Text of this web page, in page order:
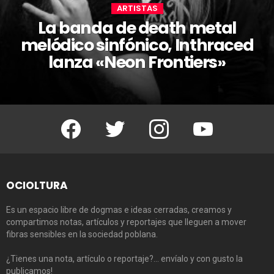
ARTISTAS
La banda de death metal
melódico sinfónico, Inthraced
lanza «Neon Frontiers»
Facebook Twitter Instagram Youtube
OCIOLTURA
Es un espacio libre de dogmas e ideas cerradas, creamos y
compartimos notas, artículos y reportajes que lleguen a mover
fibras sensibles en la sociedad poblana.
¿Tienes una nota, artículo o reportaje?… envíalo y con gusto la
publicamos!